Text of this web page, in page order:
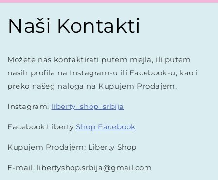
Naši Kontakti
Možete nas kontaktirati putem mejla, ili putem
nasih profila na Instagram-u ili Facebook-u, kao i
preko našeg naloga na Kupujem Prodajem.
Instagram: liberty_shop_srbija
Facebook:Liberty Shop Facebook
Kupujem Prodajem: Liberty Shop
E-mail: libertyshop.srbija@gmail.com